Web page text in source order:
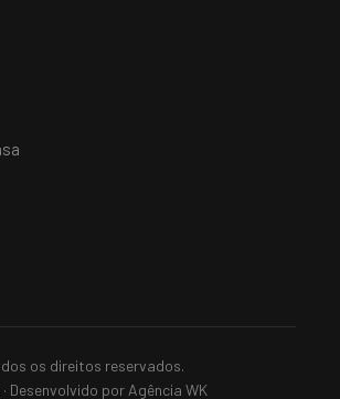
os direitos reservados.
· Desenvolvido por Agência WK